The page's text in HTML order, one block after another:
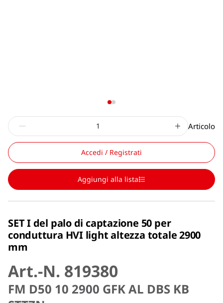
Articolo
Accedi / Registrati
Aggiungi alla lista
SET I del palo di captazione 50 per
conduttura HVI light altezza totale 2900
mm
Art.-N. 819380
FM D50 10 2900 GFK AL DBS KB